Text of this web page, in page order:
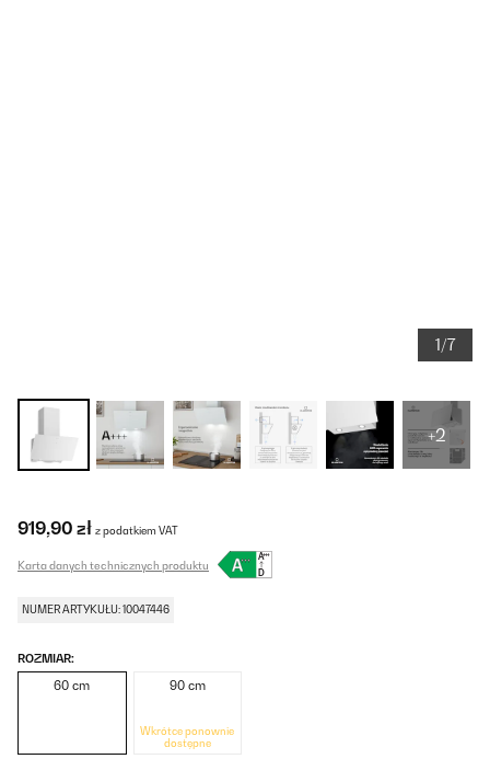
1/7
+2
919,90 zł z podatkiem VAT
Karta danych technicznych produktu
NUMER ARTYKUŁU: 10047446
ROZMIAR:
60 cm 90 cm
Wkrótce ponownie
dostępne